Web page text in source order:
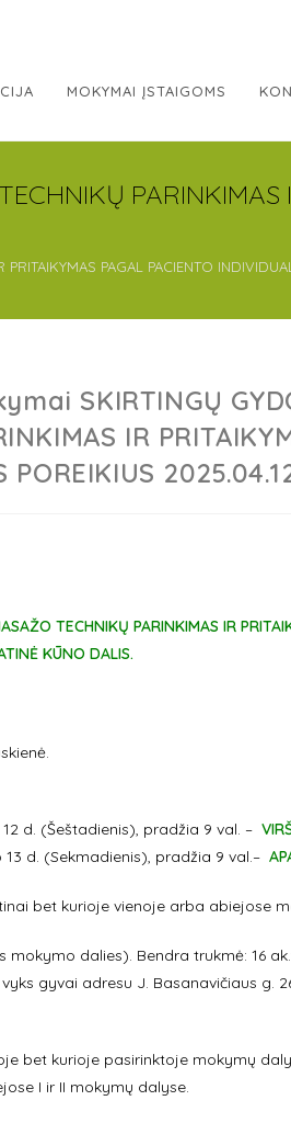
MOKYMAI ĮSTAIGOMS
PARINKIMAS
PAGAL PACIENTO
SKIRTINGŲ
IR
POREIKIUS
TECHNIKŲ PARINKIMAS IR
KŪNO DALIS.
d. (Šeštadienis), pradžia 9 val. –
d. (Sekmadienis), pradžia 9 val.–
bet kurioje vienoje arba abiejose
mokymo dalies). Bendra trukmė: 16
gyvai adresu J. Basanavičiaus g.
bet kurioje pasirinktoje mokymų
I ir II mokymų dalyse.